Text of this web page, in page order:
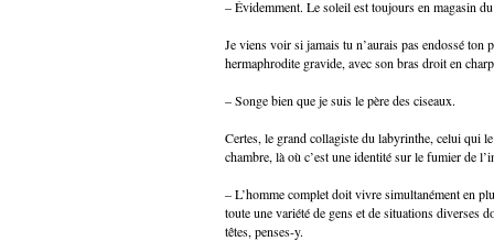
– Évidemment. Le soleil est toujours en magasin
Je viens voir si jamais tu n’aurais pas endossé ton
hermaphrodite gravide, avec son bras droit en
– Songe bien que je suis le père des ciseaux.
Certes, le grand collagiste du labyrinthe, celui qui
chambre, là où c’est une identité sur le fumier de
– L’homme complet doit vivre simultanément en
toute une variété de gens et de situations diverses
têtes, penses-y.